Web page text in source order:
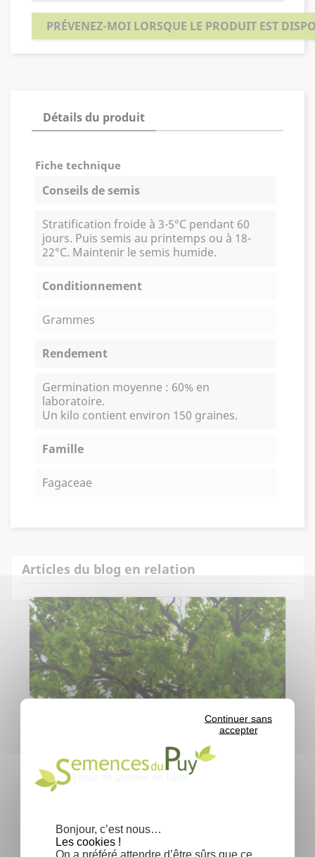
Bonjour, c’est nous…
Les cookies !
On a préféré attendre d’être sûrs que ce
Continuer sans
accepter
PRÉVENEZ-MOI LORSQUE LE PRODUIT EST
Détails du produit
Fiche technique
Conseils de semis
Stratification froide à 3-5°C pendant 60
jours. Puis semis au printemps ou à 18-
22°C. Maintenir le semis humide.
Conditionnement
Grammes
Rendement
Germination moyenne : 60% en
laboratoire.
Un kilo contient environ 150 graines.
Famille
Fagaceae
Articles du blog en relation
jardin ?